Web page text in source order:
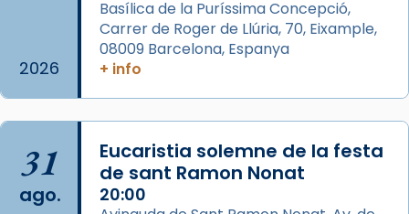
View on Facebook · Share
Arquebisbat de Barcelona
Jaume, fill de Zebedeu, és juntament amb el
seu germà Joan i Pere un dels que
acompanyava més de prop Jesús.
Segons el llibre dels Fets (12,2) fou el primer
2026
Basílica de la Puríssima Concepció,
Carrer de Roger de Llúria, 70, Eixample,
08009 Barcelona, Espanya
+ info
31
ago.
Eucaristia solemne de la festa
de sant Ramon Nonat
20:00